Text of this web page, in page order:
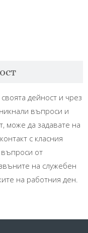
дейност и чрез
въпроси и
може да задавате на
с класния
от
на служебен
на работния ден.